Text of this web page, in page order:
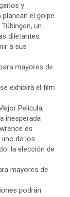
y
el golpe
un
diletantes.
a sus
mayores de
exhibirà el film
Película,
inesperada
es
de los
la elección de
mayores de
podrán